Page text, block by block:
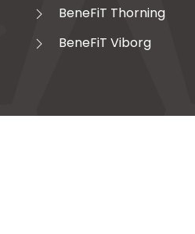
BeneFiT Thorning
BeneFiT Viborg